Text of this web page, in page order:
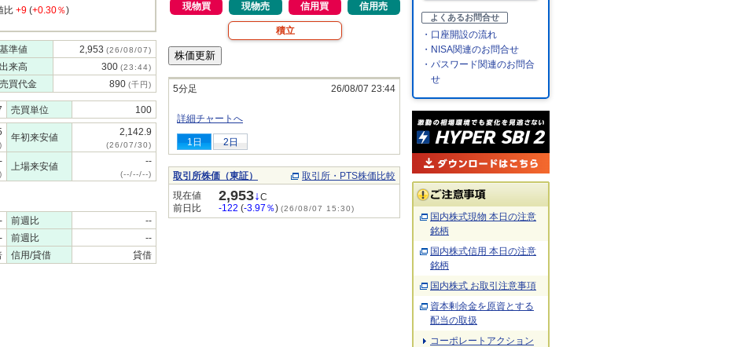
比 +9 (+0.30％)
基準値 2,953 (26/08/07)
出来高 300 (23:44)
売買代金 890 (千円)
売買単位 100
年初来安値 2,142.9
(26/07/30)
上場来安値 --
(--/--/--)
前週比
--
前週比
--
信用/貸借 貸借
現物買 現物売 信用買 信用売
積立
5分足 26/08/07 23:44
詳細チャートへ
1日 2日
取引所株価（東証）
取引所・PTS株価比較
現在値
2,953↓C
前日比
-122 (-3.97％) (26/08/07 15:30)
よくあるお問合せ
・口座開設の流れ
・NISA関連のお問合せ
・パスワード関連のお問合
せ
国内株式現物 本日の注意
銘柄
国内株式信用 本日の注意
銘柄
国内株式 お取引注意事項
資本剰余金を原資とする
配当の取扱
コーポレートアクション